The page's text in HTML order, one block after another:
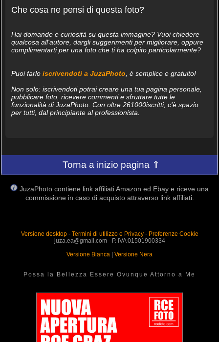
Che cosa ne pensi di questa foto?
Hai domande e curiosità su questa immagine? Vuoi chiedere
qualcosa all'autore, dargli suggerimenti per migliorare, oppure
complimentarti per una foto che ti ha colpito particolarmente?
Puoi farlo iscrivendoti a JuzaPhoto , è semplice e gratuito!
Non solo: iscrivendoti potrai creare una tua pagina personale,
pubblicare foto, ricevere commenti e sfruttare tutte le
funzionalità di JuzaPhoto. Con oltre 261000iscritti, c'è spazio
per tutti, dal principiante al professionista.
Torna a inizio pagina ⇑
JuzaPhoto contiene link affiliati Amazon ed Ebay e riceve una
commissione in caso di acquisto attraverso link affiliati.
Versione desktop- Termini di utilizzo e Privacy- Preferenze Cookie
juza.ea@gmail.com - P. IVA 01501900334
Versione Bianca
Versione Nera
Possa la Bellezza Essere Ovunque Attorno a Me